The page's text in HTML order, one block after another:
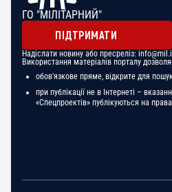
ГО "МІЛІТАРНИЙ"
ПІДТРИМАТИ
Надіслати новину або пресреліз:
Використання матеріалів порталу
обов'язкове пряме, відкрите для
при публікації не в Інтернеті –
«Спецпроектів» публікуються на